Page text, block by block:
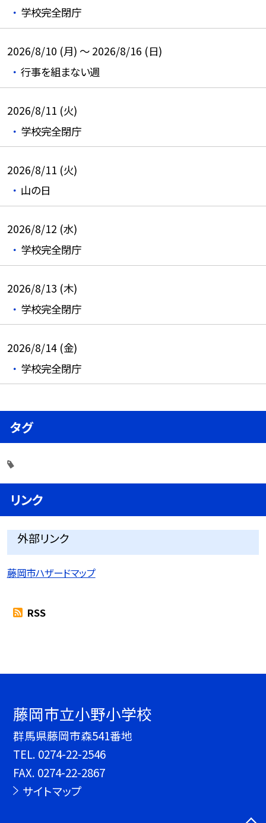
学校完全閉庁
2026/8/10 (月) ～ 2026/8/16 (日)
行事を組まない週
2026/8/11 (火)
学校完全閉庁
2026/8/11 (火)
山の日
2026/8/12 (水)
学校完全閉庁
2026/8/13 (木)
学校完全閉庁
2026/8/14 (金)
学校完全閉庁
タグ
リンク
外部リンク
藤岡市ハザードマップ
RSS
藤岡市立小野小学校
群馬県藤岡市森541番地
TEL. 0274-22-2546
FAX. 0274-22-2867
サイトマップ